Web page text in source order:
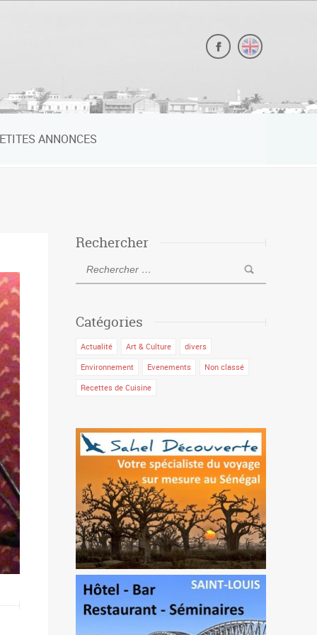
ANNONCES
Rechercher
Catégories
Actualité Art & Culture
divers
Environnement
Evenements
Non classé
Recettes de Cuisine